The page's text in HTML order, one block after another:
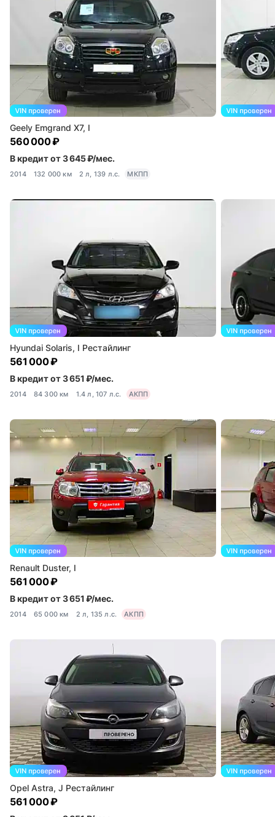
Geely Emgrand X7, I
560 000 ₽
В кредит от 3 645 ₽/мес.
2014 132 000 км 2 л, 139 л.с. МКПП
Hyundai Solaris, I Рестайлинг
561 000 ₽
В кредит от 3 651 ₽/мес.
2014 84 300 км 1.4 л, 107 л.с. АКПП
Renault Duster, I
561 000 ₽
В кредит от 3 651 ₽/мес.
2014 65 000 км 2 л, 135 л.с. АКПП
Opel Astra, J Рестайлинг
561 000 ₽